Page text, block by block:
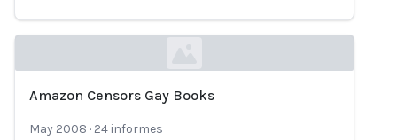
Amazon Censors Gay Books
May 2008 · 24 informes